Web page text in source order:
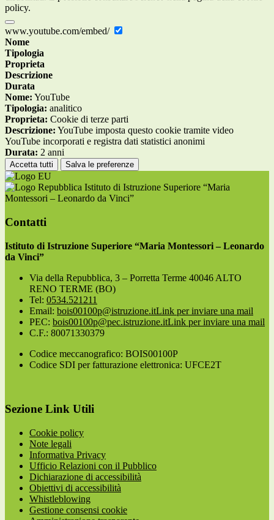
policy.
www.youtube.com/embed/
Nome
Tipologia
Proprieta
Descrizione
Durata
Nome: YouTube
Tipologia: analitico
Proprieta: Cookie di terze parti
Descrizione: YouTube imposta questo cookie tramite video
YouTube incorporati e registra dati statistici anonimi
Durata: 2 anni
Accetta tutti Salva le preferenze
Istituto di Istruzione Superiore “Maria
Montessori – Leonardo da Vinci”
Contatti
Istituto di Istruzione Superiore “Maria Montessori – Leonardo
da Vinci”
Via della Repubblica, 3 – Porretta Terme 40046 ALTO
RENO TERME (BO)
Tel: 0534.521211
Email: bois00100p@istruzione.itLink per inviare una mail
PEC: bois00100p@pec.istruzione.itLink per inviare una mail
C.F.: 80071330379
Codice meccanografico: BOIS00100P
Codice SDI per fatturazione elettronica: UFCE2T
Sezione Link Utili
Cookie policy
Note legali
Informativa Privacy
Ufficio Relazioni con il Pubblico
Dichiarazione di accessibilità
Obiettivi di accessibilità
Whistleblowing
Gestione consensi cookie